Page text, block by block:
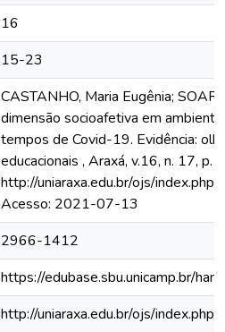
16
15-23
CASTANHO, Maria Eugênia;
dimensão socioafetiva em
tempos de Covid-19. Evidência:
educacionais , Araxá, v.16, n. 17,
http://uniaraxa.edu.br/ojs/
Acesso: 2021-07-13
2966-1412
https://edubase.sbu.unicamp.br/
http://uniaraxa.edu.br/ojs/